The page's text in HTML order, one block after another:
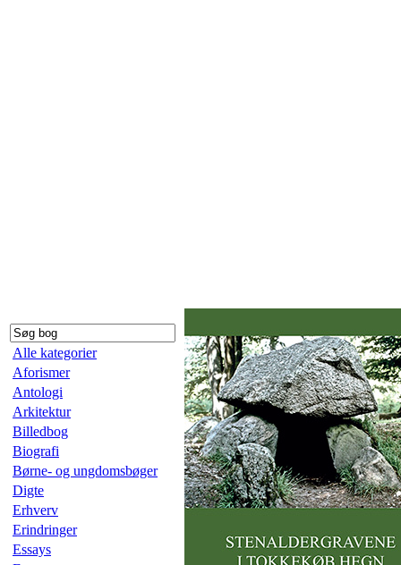
Alle kategorier
Aforismer
Antologi
Arkitektur
Billedbog
Biografi
Børne- og ungdomsbøger
Digte
Erhverv
Erindringer
Essays